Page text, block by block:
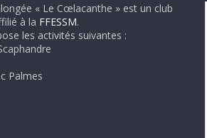
« Le Cœlacanthe » est un club
à la FFESSM.
les activités suivantes :
Palmes